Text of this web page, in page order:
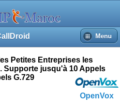
Menu
OpenVox
Petites Entreprises les
Supporte jusqu'à 10 Appels
G.729